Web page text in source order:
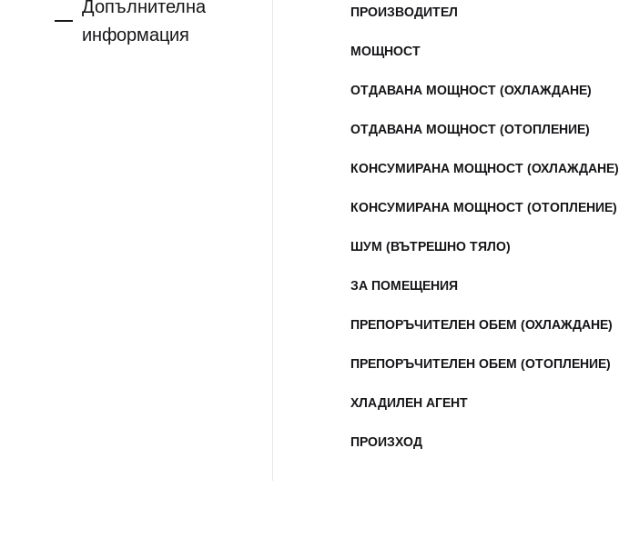
Допълнителна
информация
ПРОИЗВОДИТЕЛ
МОЩНОСТ
ОТДАВАНА МОЩНОСТ (ОХЛАЖДАНЕ)
ОТДАВАНА МОЩНОСТ (ОТОПЛЕНИЕ)
КОНСУМИРАНА МОЩНОСТ (ОХЛАЖДАНЕ)
КОНСУМИРАНА МОЩНОСТ (ОТОПЛЕНИЕ)
ШУМ (ВЪТРЕШНО ТЯЛО)
ЗА ПОМЕЩЕНИЯ
ПРЕПОРЪЧИТЕЛЕН ОБЕМ (ОХЛАЖДАНЕ)
ПРЕПОРЪЧИТЕЛЕН ОБЕМ (ОТОПЛЕНИЕ)
ХЛАДИЛЕН АГЕНТ
ПРОИЗХОД